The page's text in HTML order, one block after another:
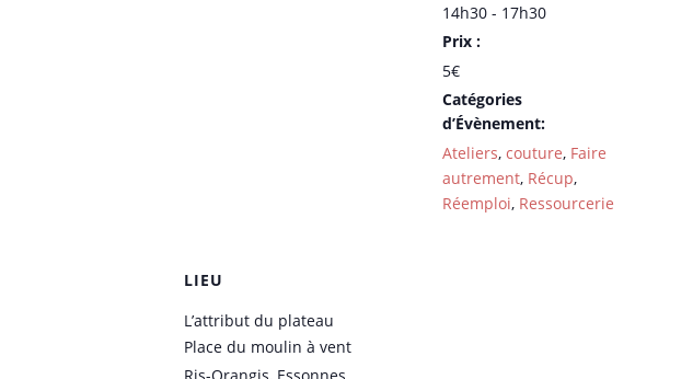
14h30 - 17h30
Prix :
5€
Catégories
d’Évènement:
Ateliers, couture, Faire
autrement, Récup,
Réemploi, Ressourcerie
LIEU
L’attribut du plateau
Place du moulin à vent